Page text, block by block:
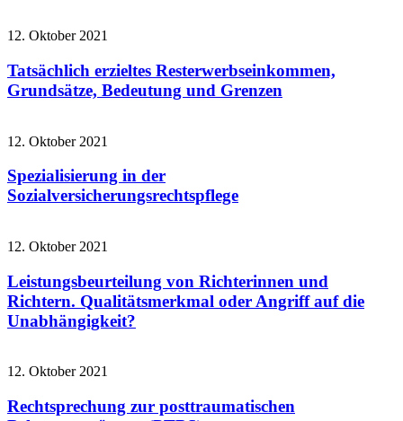
12. Oktober 2021
Tatsächlich erzieltes Resterwerbseinkommen,
Grundsätze, Bedeutung und Grenzen
12. Oktober 2021
Spezialisierung in der
Sozialversicherungsrechtspflege
12. Oktober 2021
Leistungsbeurteilung von Richterinnen und
Richtern. Qualitätsmerkmal oder Angriff auf die
Unabhängigkeit?
12. Oktober 2021
Rechtsprechung zur posttraumatischen